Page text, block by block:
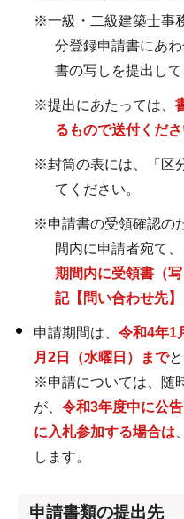
※一級・二級建築士事
分登録申請書にあ
書の写しを提出して
※提出にあたっては、
るもので送付くだ
※封筒の表には、「区
てください。
※申請書の受領確認の
間内に申請者宛て
期間内に受領書（
記【問い合わせ先】
申請期間は、 令和4年1
月2日（水曜日）まで
※申請については、随
が、 令和3年度中に公
に入札参加する場合は
します。
申請書類の提出先